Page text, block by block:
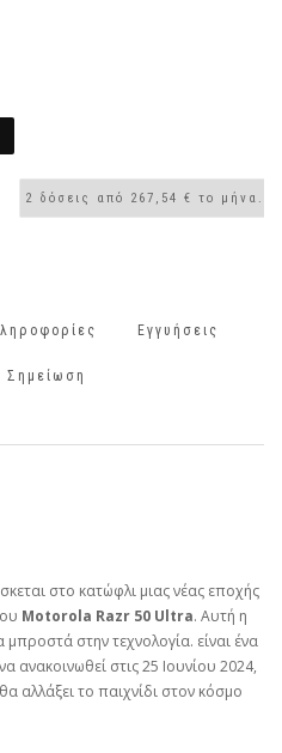
Εγγυήσεις
Σημείωση
στο κατώφλι μιας νέας εποχής
Motorola Razr 50 Ultra. Αυτή η
στην τεχνολογία. είναι ένα
ανακοινωθεί στις 25 Ιουνίου 2024,
αλλάξει το παιχνίδι στον κόσμο